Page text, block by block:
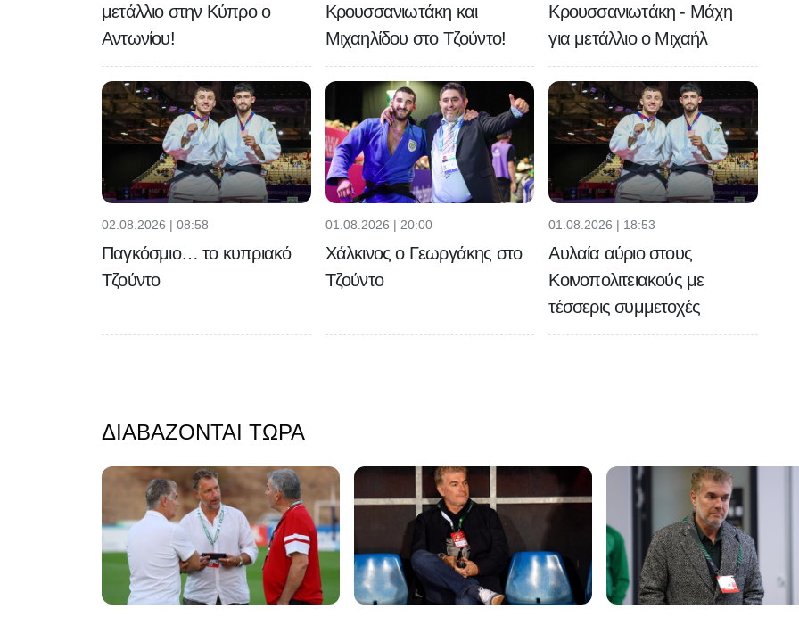
μετάλλιο στην Κύπρο ο
Αντωνίου!
Κρουσσανιωτάκη και
Μιχαηλίδου στο Τζούντο!
Κρουσσανιωτάκη - Μάχη
για μετάλλιο ο Μιχαήλ
02.08.2026 | 08:58
Παγκόσμιο… το κυπριακό
Τζούντο
01.08.2026 | 20:00
Χάλκινος ο Γεωργάκης στο
Τζούντο
01.08.2026 | 18:53
Αυλαία αύριο στους
Κοινοπολιτειακούς με
τέσσερις συμμετοχές
ΔΙΑΒΆΖΟΝΤΑΙ ΤΏΡΑ